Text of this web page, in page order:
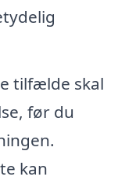
tilfælde skal
før du
kan